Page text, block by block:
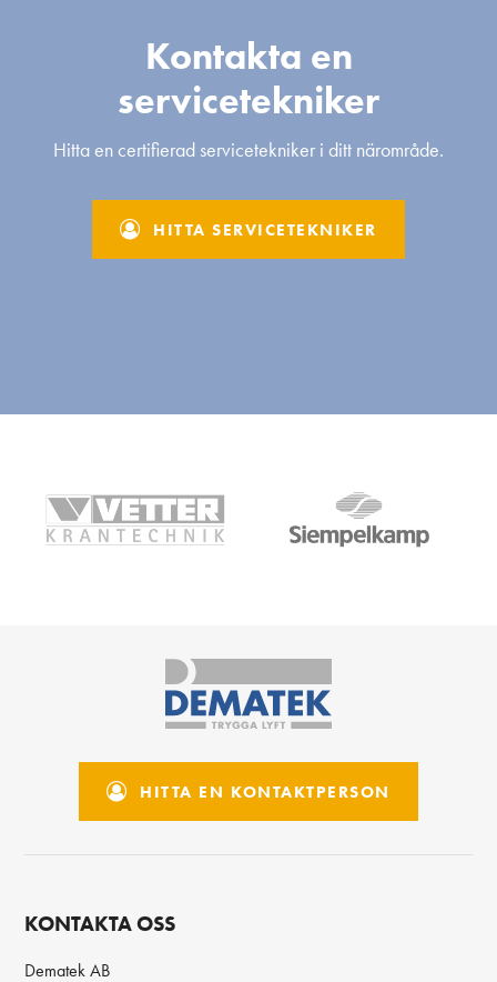
Kontakta en
servicetekniker
Hitta en certifierad servicetekniker i ditt närområde.
HITTA SERVICETEKNIKER
HITTA EN KONTAKTPERSON
KONTAKTA OSS
Dematek AB